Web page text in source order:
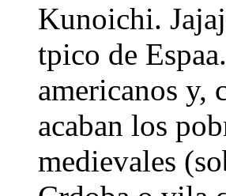
Kunoichi.
tpico de
americanos y,
acaban los
medievales